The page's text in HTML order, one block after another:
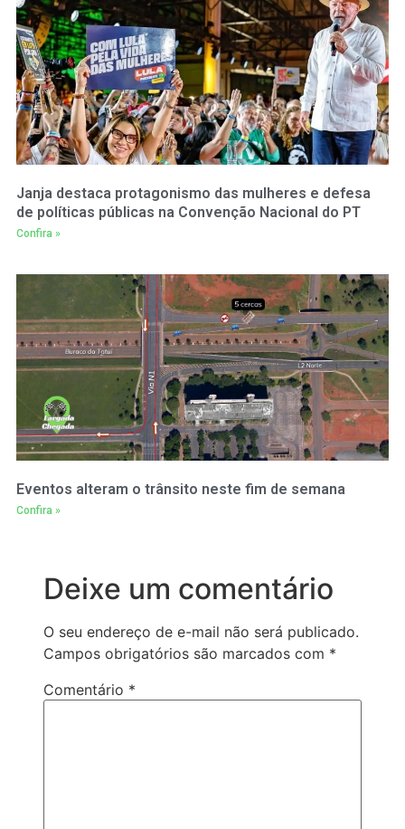
Janja destaca protagonismo das mulheres e defesa
de políticas públicas na Convenção Nacional do PT
Confira »
Eventos alteram o trânsito neste fim de semana
Confira »
Deixe um comentário
O seu endereço de e-mail não será publicado.
Campos obrigatórios são marcados com *
Comentário *